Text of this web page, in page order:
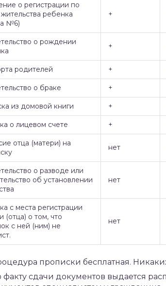
о регистрации по
ребенка
№6)
+
о рождении
+
родителей +
о браке +
из домовой книги +
о лицевом счете +
отца (матери) на
нет
о разводе или
об установлении
нет
с места регистрации
(отца) о том, что
с ней (ним) не
нет
прописки бесплатная.
факту сдачи документов выдается